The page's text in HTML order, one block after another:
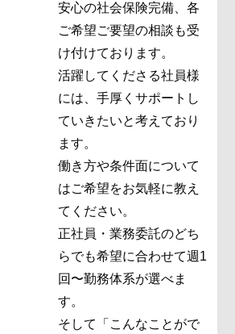
安心の社会保険完備、各
ご希望ご要望の相談も受
け付けております。
活躍してくださる社員様
には、手厚くサポートし
ていきたいと考えており
ます。
働き方や条件面について
はご希望をお気軽に教え
てください。
正社員・業務委託のどち
らでも希望に合わせて週1
回〜勤務体系が選べま
す。
そして「こんなことがで